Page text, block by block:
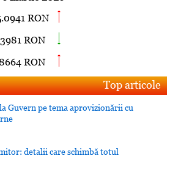
RON
RON
RON
Top articole
Guvern pe tema aprovizionării cu
detalii care schimbă totul